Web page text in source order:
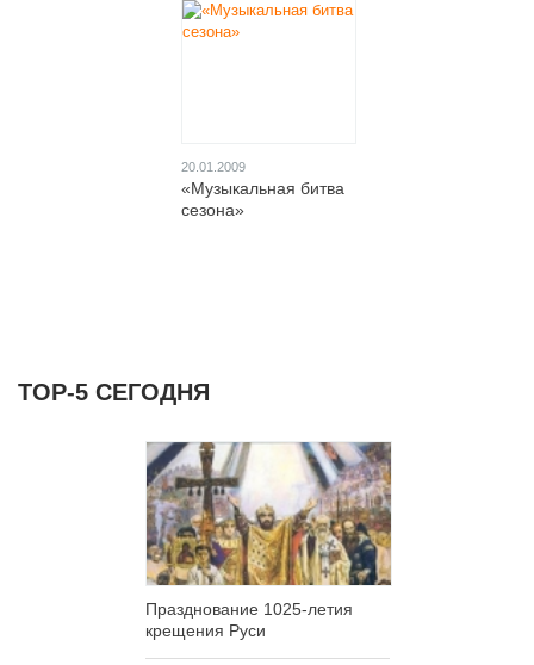
20.01.2009
«Музыкальная битва
сезона»
ТОР-5 СЕГОДНЯ
Празднование 1025-летия
крещения Руси